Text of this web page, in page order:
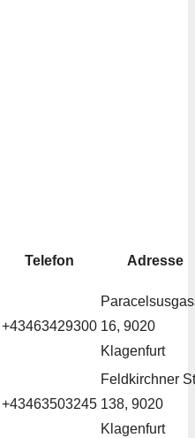
Telefon Adresse
+43463429300 16, 9020
Klagenfurt
+43463503245
Feldkirchner
138, 9020
Klagenfurt